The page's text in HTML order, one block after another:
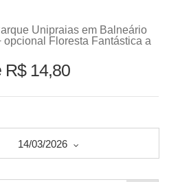
Unipraias em Balneário
opcional Floresta Fantástica a
R$ 14,80
14/03/2026